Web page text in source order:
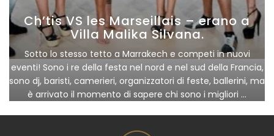
Ch’tis VS les Marseillais – erano a
Villa Malika Silvana.
Sotto lo stesso tetto a Marrakech e competi in nuovi
eventi! Sono i re della festa nel nord e nel sud della Francia,
sono dj, baristi, camerieri, organizzatori di feste, ballerini, ma
è arrivato il momento di sapere chi sono i migliori …